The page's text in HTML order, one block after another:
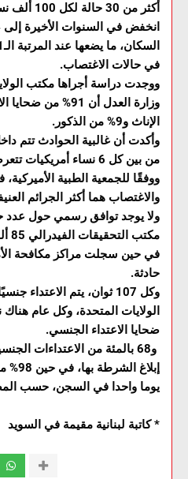
أكثر من 30
في حالات الاغتصاب.
ووجدت دراسة أجراها مكتب
وزارة العدل أن
الإناث و9% من الذكور.
وأكدت أن غالبية الحوادث تتم
من بين كل 6 نساء أمريكيات تتعرضن لمحاولة اغتصاب.
ووفقًا للجمعية الطبية
والاغتصاب هما أكثر الجرائم
ولا يوجد توافق رسمي حول عدد
حادثة.
وكل 107 ثوان، يتم
ضحايا الاعتداء الجنسي.
و68 بالمئة من الاعتداءات
إبلاغ
يوما واحدا في السجن، حسب
* كاتبة لبنانية مقيمة في السويد